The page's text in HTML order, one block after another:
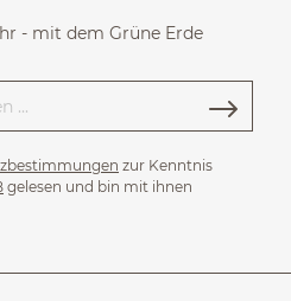
- mit dem Grüne Erde
zur Kenntnis
gelesen und bin mit ihnen